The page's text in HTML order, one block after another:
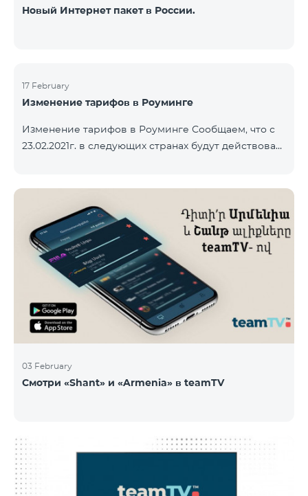
Новый Интернет пакет в России.
17 February
Изменение тарифов в Роуминге
Изменение тарифов в Роуминге Сообщаем, что с
23.02.2021г. в следующих странах будут действовать
2500 драм/минута Исходящие звонки локальные –
500 драм/минута SMS – 250 драм Интернет – 7000
драм/МБ Список стран: Бермудские острова,
Буркина-Фасо, Кабо-Верде, Куба, Эквоториальная
Гвинея, Эфиопия, Гамбия, Гвинея, Мадага
03 February
Смотри «Shant» и «Armenia» в teamTV